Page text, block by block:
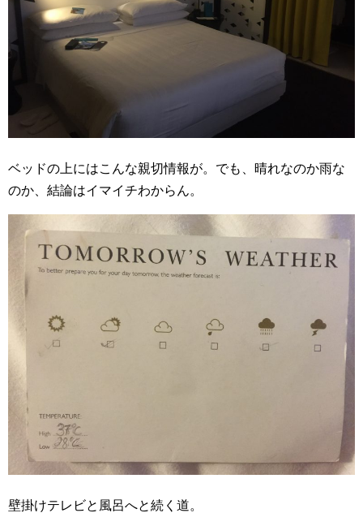
ベッドの上にはこんな親切情報が。でも、晴れなのか雨な
のか、結論はイマイチわからん。
壁掛けテレビと風呂へと続く道。